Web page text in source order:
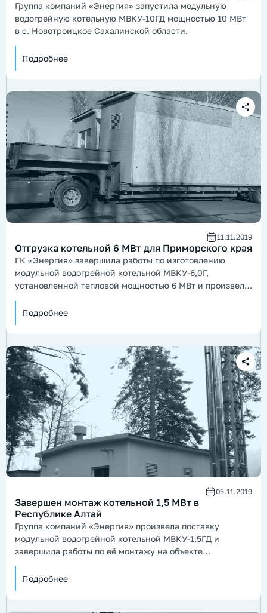
Группа компаний «Энергия» запустила модульную
водогрейную котельную МВКУ-10ГД мощностью 10 МВт
в с. Новотроицкое Сахалинской области.
Подробнее
11.11.2019
Отгрузка котельной 6 МВт для Приморского края
ГК «Энергия» завершила работы по изготовлению
модульной водогрейной котельной МВКУ-6,0Г,
установленной тепловой мощностью 6 МВт и произвела
Подробнее
05.11.2019
Завершен монтаж котельной 1,5 МВт в
Республике Алтай
Группа компаний «Энергия» произвела поставку
модульной водогрейной котельной МВКУ-1,5ГД и
завершила работы по её монтажу на объекте
Подробнее